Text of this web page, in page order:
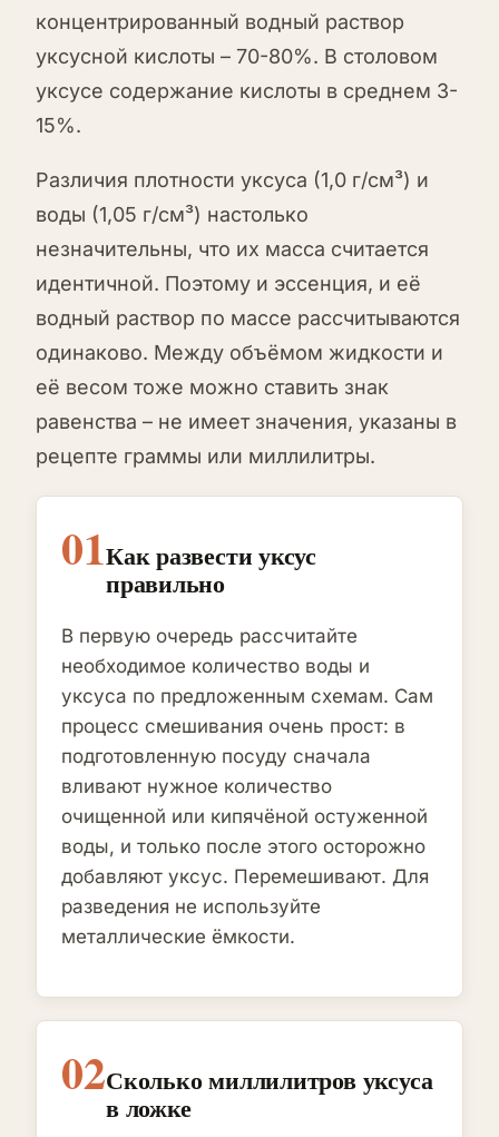
концентрированный водный раствор
уксусной кислоты – 70-80%. В столовом
уксусе содержание кислоты в среднем 3-
15%.
Различия плотности уксуса (1,0 г/см³) и
воды (1,05 г/см³) настолько
незначительны, что их масса считается
идентичной. Поэтому и эссенция, и её
водный раствор по массе рассчитываются
одинаково. Между объёмом жидкости и
её весом тоже можно ставить знак
равенства – не имеет значения, указаны в
рецепте граммы или миллилитры.
01Как развести уксус
правильно
В первую очередь рассчитайте
необходимое количество воды и
уксуса по предложенным схемам. Сам
процесс смешивания очень прост: в
подготовленную посуду сначала
вливают нужное количество
очищенной или кипячёной остуженной
воды, и только после этого осторожно
добавляют уксус. Перемешивают. Для
разведения не используйте
металлические ёмкости.
02Сколько миллилитров уксуса
в ложке